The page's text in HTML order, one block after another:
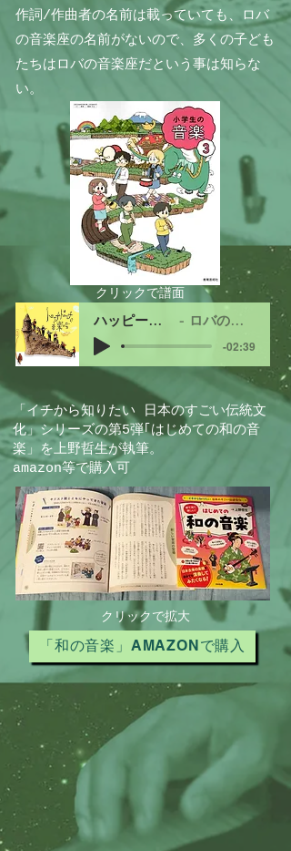
​作詞/作曲者の名前は載っていても、ロバ
の音楽座の名前がないので、多くの子ども
たちはロバの音楽座だという事は知らな
い。
クリックで譜面
ハッピーソング ロバの音楽座
-02:39
「イチから知りたい 日本のすごい伝統文
化」シリーズの第5弾｢はじめての和の音
楽」を上野哲生が執筆。
amazon等で購入可
クリックで拡大
「和の音楽」AMAZONで購入